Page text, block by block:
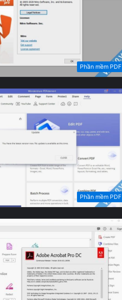
Phần mềm PDF
Phần mềm PDF